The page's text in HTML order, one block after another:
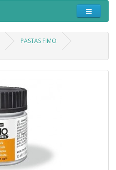
PASTAS FIMO